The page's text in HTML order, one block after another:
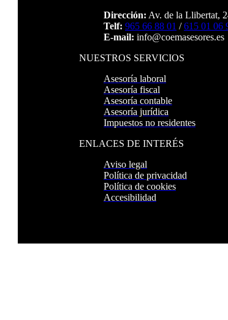
Dirección: Av. de la Llibertat,
Telf: 965 66 88 01 /615 01 06
E-mail: info@coemasesores.es
NUESTROS SERVICIOS
Asesoría laboral
Asesoría fiscal
Asesoría contable
Asesoría jurídica
Impuestos no residentes
ENLACES DE INTERÉS
Aviso legal
Política de privacidad
Política de cookies
Accesibilidad